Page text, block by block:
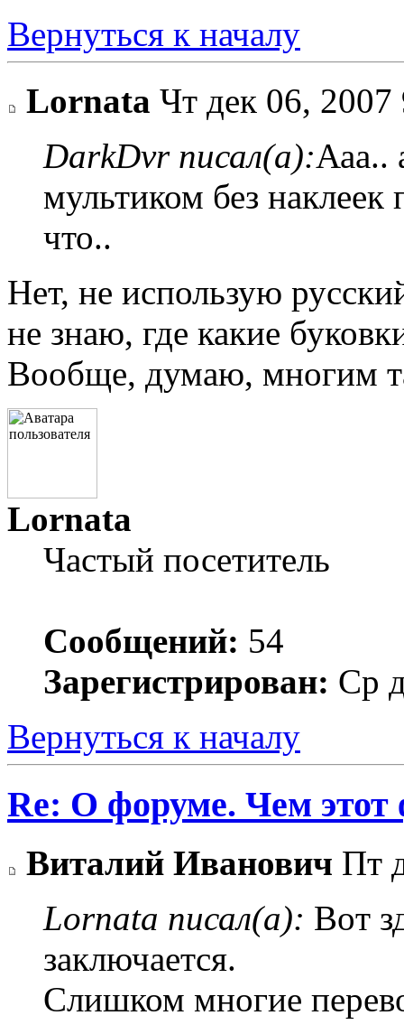
Вернуться к началу
Lornata Чт дек 06, 2007
DarkDvr писал(а):Ааа..
мультиком без
что..
Нет, не использую
не знаю, где какие
Вообще, думаю, многим
Lornata
Частый посетитель
Сообщений: 54
Зарегистрирован: Ср
Вернуться к началу
Re: О форуме. Чем этот
Виталий Иванович Пт
Lornata писал(а): Boт
заключается.
Слишком многие